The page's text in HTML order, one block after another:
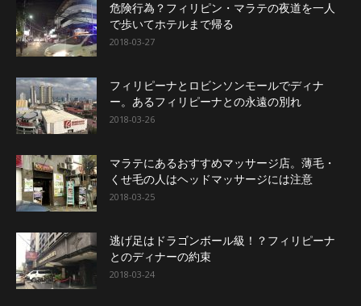
危険行為？フィリピン・マラテの夜道を一人
で歩いてホテルまで帰る
2018-03-27
フィリピーナとロビンソンモールでディナ
ー。あるフィリピーナとの永遠の別れ
2018-03-26
マラテにあるおすすめマッサージ店。薄毛・
くせ毛の人はヘッドマッサージには注意
2018-03-25
逃げ足はドラゴンボール級！？フィリピーナ
とのディナーの約束
2018-03-24